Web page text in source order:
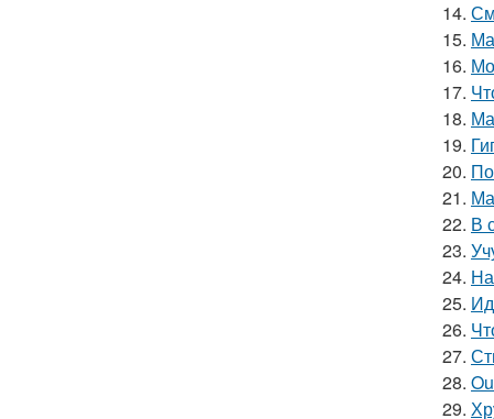
14.
15.
16.
17.
18.
19.
20.
21.
22. В
23.
24.
25.
26.
27.
28.
29.